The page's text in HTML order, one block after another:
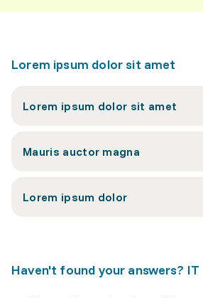
Lorem ipsum dolor sit amet
Lorem ipsum dolor sit amet
Mauris auctor magna
Lorem ipsum dolor
Haven't found your answers? IT